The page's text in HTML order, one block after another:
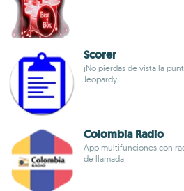
Scorer
¡No pierdas de vista la
Jeopardy!
Colombia Radio
App multifunciones con
de llamada